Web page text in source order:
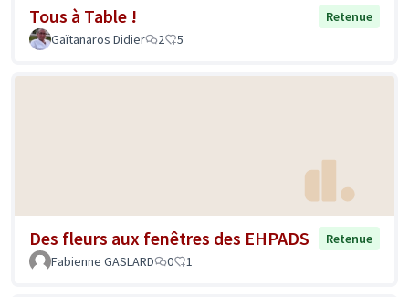
Tous à Table !
Retenue
Gaïtanaros Didier
2 5
Des fleurs aux fenêtres des EHPADS
Retenue
Fabienne GASLARD
0 1